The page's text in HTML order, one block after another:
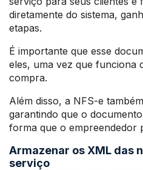
diretamente do sistema,
etapas.
É importante que esse
eles, uma vez que funciona
compra.
Além disso, a NFS-e
garantindo que o
forma que o empreendedor
Armazenar os XML das
serviço